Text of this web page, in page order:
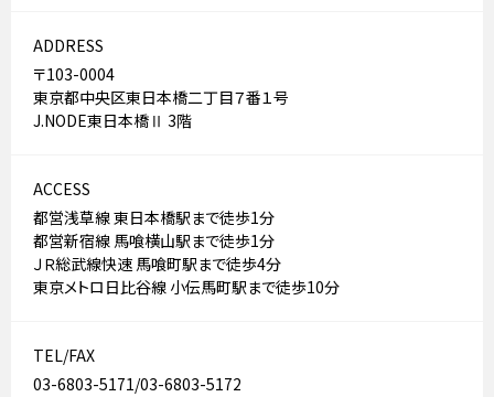
ADDRESS
〒103-0004
東京都中央区東日本橋二丁目７番１号
J.NODE東日本橋Ⅱ 3階
ACCESS
都営浅草線 東日本橋駅まで徒歩1分
都営新宿線 馬喰横山駅まで徒歩1分
ＪＲ総武線快速 馬喰町駅まで徒歩4分
東京メトロ日比谷線 小伝馬町駅まで徒歩10分
TEL/FAX
03-6803-5171/03-6803-5172